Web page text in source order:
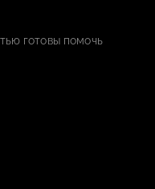
готовы помочь